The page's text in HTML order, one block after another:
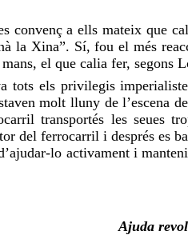
convenç a ells mateix que
la Xina”. Sí, fou el més
el que calia fer, segons
tots els privilegis
molt lluny de l’escena
transportés les seues
del ferrocarril i després es
lo activament i
Ajuda